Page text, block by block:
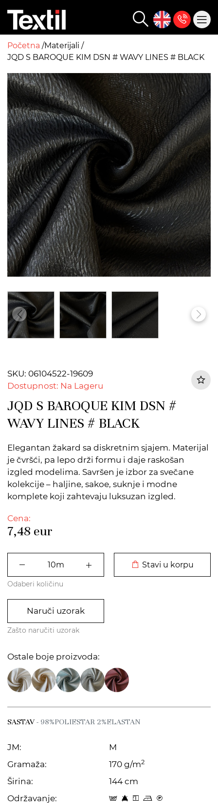
Početna Materijali
JQD S BAROQUE KIM DSN # WAVY LINES # BLACK
SKU: 06104522-19609
Dostupnost: Na Lageru
JQD S BAROQUE KIM DSN #
WAVY LINES # BLACK
Elegantan žakard sa diskretnim sjajem. Materijal
je čvršći, pa lepo drži formu i daje raskošan
izgled modelima. Savršen je izbor za svečane
kolekcije – haljine, sakoe, suknje i modne
komplete koji zahtevaju luksuzan izgled.
Cena:
7,48 eur
Stavi u korpu
Odaberi količinu
Naruči uzorak
Zašto naručiti uzorak
Ostale boje proizvoda:
SASTAV- 98%POLIESTAR 2%ELASTAN
JM:
M
Gramaža:
170 g/m2
Širina:
144 cm
Održavanje:
s 8 y o C